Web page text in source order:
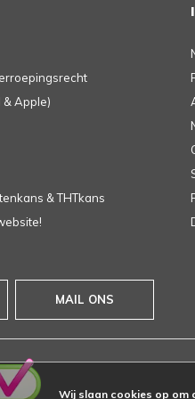
Apple)
& THTkans
MAIL ONS
Wij slaan cookies op om